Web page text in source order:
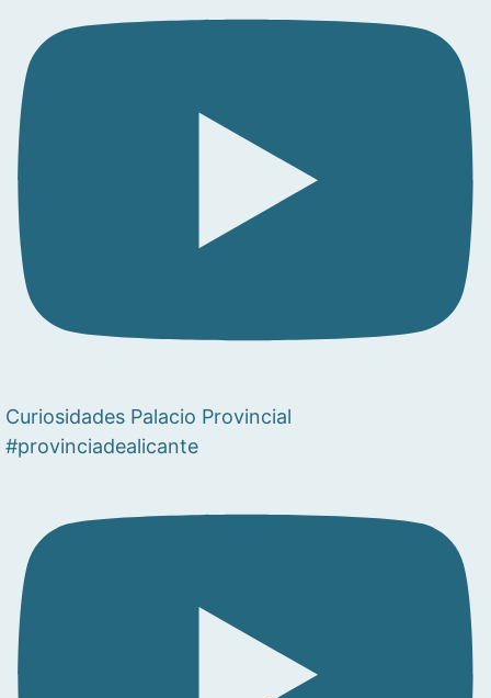
Curiosidades Palacio Provincial
#provinciadealicante